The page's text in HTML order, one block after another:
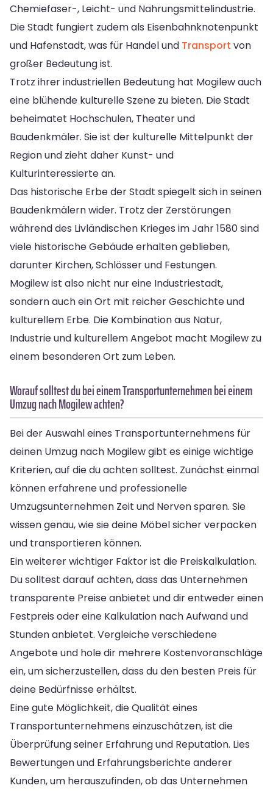
Chemiefaser-, Leicht- und Nahrungsmittelindustrie.
Die Stadt fungiert zudem als Eisenbahnknotenpunkt
und Hafenstadt, was für Handel und Transport von
großer Bedeutung ist.
Trotz ihrer industriellen Bedeutung hat Mogilew auch
eine blühende kulturelle Szene zu bieten. Die Stadt
beheimatet Hochschulen, Theater und
Baudenkmäler. Sie ist der kulturelle Mittelpunkt der
Region und zieht daher Kunst- und
Kulturinteressierte an.
Das historische Erbe der Stadt spiegelt sich in seinen
Baudenkmälern wider. Trotz der Zerstörungen
während des Livländischen Krieges im Jahr 1580 sind
viele historische Gebäude erhalten geblieben,
darunter Kirchen, Schlösser und Festungen.
Mogilew ist also nicht nur eine Industriestadt,
sondern auch ein Ort mit reicher Geschichte und
kulturellem Erbe. Die Kombination aus Natur,
Industrie und kulturellem Angebot macht Mogilew zu
einem besonderen Ort zum Leben.
Worauf solltest du bei einem Transportunternehmen bei einem
Umzug nach Mogilew achten?
Bei der Auswahl eines Transportunternehmens für
deinen Umzug nach Mogilew gibt es einige wichtige
Kriterien, auf die du achten solltest. Zunächst einmal
können erfahrene und professionelle
Umzugsunternehmen Zeit und Nerven sparen. Sie
wissen genau, wie sie deine Möbel sicher verpacken
und transportieren können.
Ein weiterer wichtiger Faktor ist die Preiskalkulation.
Du solltest darauf achten, dass das Unternehmen
transparente Preise anbietet und dir entweder einen
Festpreis oder eine Kalkulation nach Aufwand und
Stunden anbietet. Vergleiche verschiedene
Angebote und hole dir mehrere Kostenvoranschläge
ein, um sicherzustellen, dass du den besten Preis für
deine Bedürfnisse erhältst.
Eine gute Möglichkeit, die Qualität eines
Transportunternehmens einzuschätzen, ist die
Überprüfung seiner Erfahrung und Reputation. Lies
Bewertungen und Erfahrungsberichte anderer
Kunden, um herauszufinden, ob das Unternehmen